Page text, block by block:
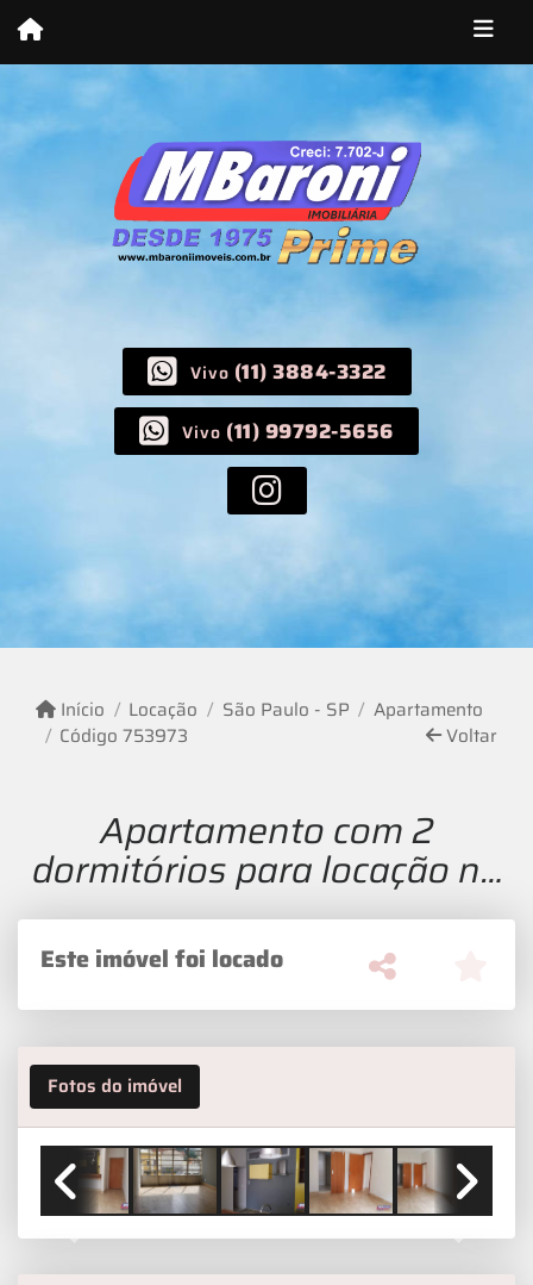
Vivo (11) 3884-3322
Vivo (11) 99792-5656
Início Locação São Paulo - SP
Apartamento
Código 753973
Voltar
Apartamento com 2
dormitórios para locação na
Vila Mariana
Este imóvel foi locado
Fotos do imóvel
Previous Next